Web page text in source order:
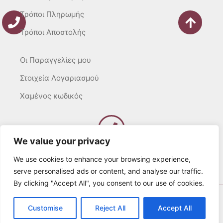
We value your privacy
We use cookies to enhance your browsing experience,
serve personalised ads or content, and analyse our traffic.
By clicking "Accept All", you consent to our use of cookies.
Customise Reject All Accept All
Τρόποι Πληρωμής
Τρόποι Αποστολής
Οι Παραγγελίες μου
Στοιχεία Λογαριασμού
Χαμένος κωδικός
Καλέστε μας
Δευτ – Τετ. – Σαβ. : 10:00 – 15:00
Τρίτ. – Πέμπτ. – Παρ. : 10:00 – 21:00
© 2022 Λευκά Όνειρα All rights Reserved